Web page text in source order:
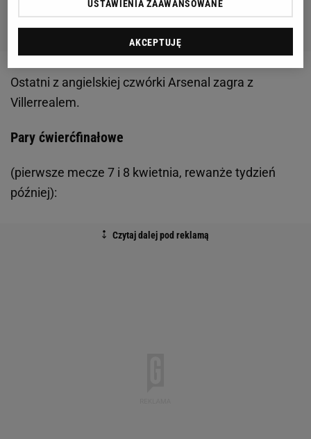
Ostatni z angielskiej czwórki Arsenal zagra z
Villerrealem.
Pary ćwierćfinałowe
(pierwsze mecze 7 i 8 kwietnia, rewanże tydzień
później):
USTAWIENIA ZAAWANSOWANE
AKCEPTUJĘ